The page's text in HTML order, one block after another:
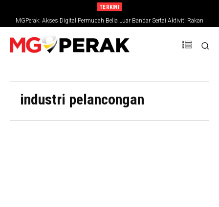
TERKINI
MGPerak: Akses Digital Permudah Belia Luar Bandar Sertai Aktiviti Rakan
Muda
industri pelancongan